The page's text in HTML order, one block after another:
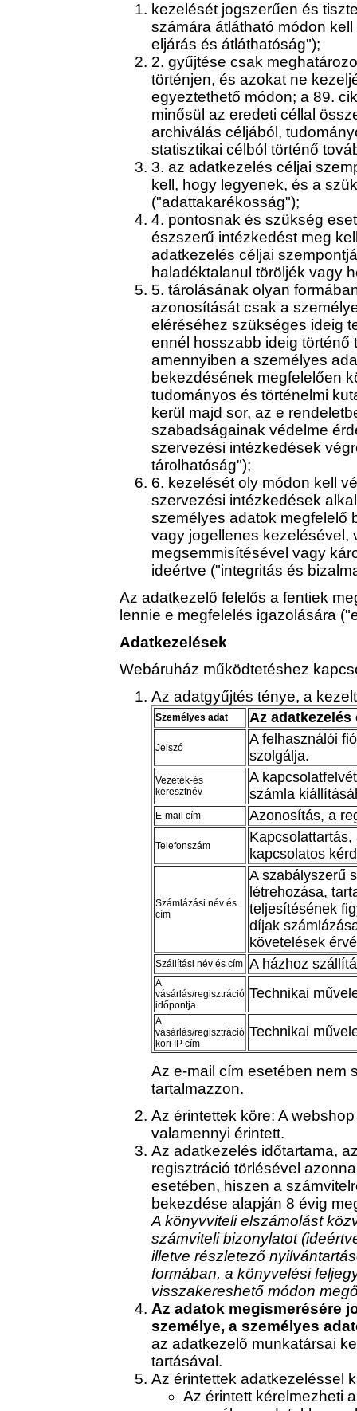
kezelését jogszerűen és
számára átlátható módon
eljárás és átláthatóság");
2. gyűjtése csak
történjen, és azokat ne
egyeztethető módon; a 89.
minősül az eredeti céllal
archiválás céljából,
statisztikai célból történő
3. az adatkezelés céljai
kell, hogy legyenek, és a
("adattakarékosság");
4. pontosnak és szükség
észszerű intézkedést meg
adatkezelés céljai
haladéktalanul töröljék vagy
5. tárolásának olyan
azonosítását csak a
eléréséhez szükséges ideig
ennél hosszabb ideig történő
amennyiben a személyes
bekezdésének megfelelően
tudományos és történelmi
kerül majd sor, az e
szabadságainak védelme
szervezési intézkedések
tárolhatóság");
6. kezelését oly módon kell
szervezési intézkedések
személyes adatok megfelelő
vagy jogellenes kezelésével,
megsemmisítésével vagy
ideértve ("integritás és
Az adatkezelő felelős a fentiek
lennie e megfelelés igazolására
Adatkezelések
Webáruház működtetéshez
Az adatgyűjtés ténye, a
Személyes adat Az adatkezelés
Jelszó
A felhasználói
szolgálja.
Vezeték-és
keresztnév
A
számla
E-mail cím Azonosítás, a
Telefonszám
kapcsolatos
Számlázási név és
cím
A szabályszerű
létrehozása,
teljesítésének
díjak
követelések
Szállítási név és cím A házhoz
A
vásárlás/regisztráció
időpontja
Technikai
A
vásárlás/regisztráció
kori IP cím
Technikai
Az e-mail cím esetében nem
tartalmazzon.
Az érintettek köre: A
valamennyi érintett.
Az adatkezelés időtartama,
regisztráció törlésével
esetében, hiszen a
bekezdése alapján 8 évig
A könyvviteli elszámolást
számviteli bizonylatot
illetve részletező
formában, a könyvelési
visszakereshető módon
Az adatok megismerésére
személye, a személyes
az adatkezelő munkatársai
tartásával.
Az érintettek adatkezeléssel
Az érintett kérelmezheti